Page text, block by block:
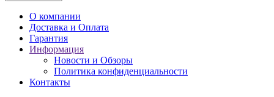
О компании
Доставка и Оплата
Гарантия
Информация
Новости и Обзоры
Политика конфиденциальности
Контакты